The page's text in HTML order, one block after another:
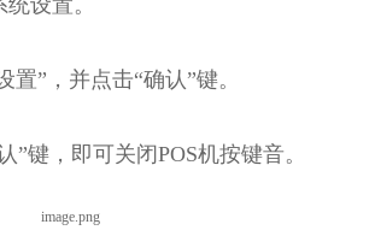
统设置。
”，并点击“确认”键。
，即可关闭POS机按键音。